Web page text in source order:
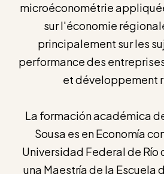
microéconométrie
sur l'économie
principalement sur les
performance des
et développement
La formación académica
Sousa es en Economía
Universidad Federal de Río
una Maestría de la Escuela